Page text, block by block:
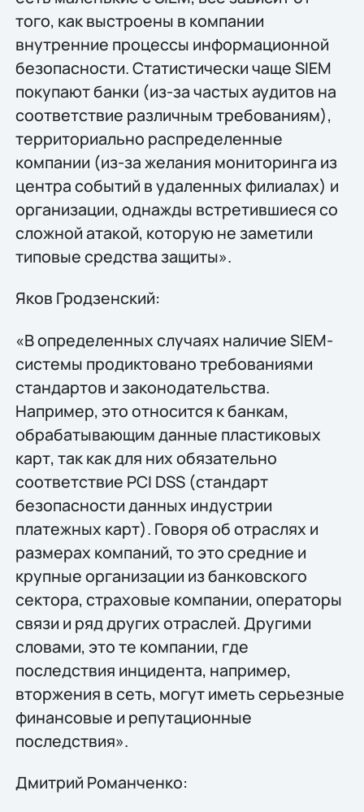
того, как выстроены в компании
внутренние процессы информационной
безопасности. Статистически чаще SIEM
покупают банки (из-за частых аудитов на
соответствие различным требованиям),
территориально распределенные
компании (из-за желания мониторинга из
центра событий в удаленных филиалах) и
организации, однажды встретившиеся со
сложной атакой, которую не заметили
типовые средства защиты».
Яков Гродзенский:
«В определенных случаях наличие SIEM-
системы продиктовано требованиями
стандартов и законодательства.
Например, это относится к банкам,
обрабатывающим данные пластиковых
карт, так как для них обязательно
соответствие PCI DSS (стандарт
безопасности данных индустрии
платежных карт). Говоря об отраслях и
размерах компаний, то это средние и
крупные организации из банковского
сектора, страховые компании, операторы
связи и ряд других отраслей. Другими
словами, это те компании, где
последствия инцидента, например,
вторжения в сеть, могут иметь серьезные
финансовые и репутационные
последствия».
Дмитрий Романченко: